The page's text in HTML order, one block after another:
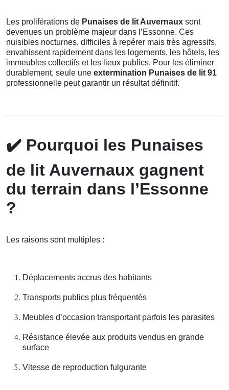
Les proliférations de Punaises de lit Auvernaux sont
devenues un problème majeur dans l’Essonne. Ces
nuisibles nocturnes, difficiles à repérer mais très agressifs,
envahissent rapidement dans les logements, les hôtels, les
immeubles collectifs et les lieux publics. Pour les éliminer
durablement, seule une extermination Punaises de lit 91
professionnelle peut garantir un résultat définitif.
✔️ Pourquoi les Punaises
de lit Auvernaux gagnent
du terrain dans l’Essonne
?
Les raisons sont multiples :
Déplacements accrus des habitants
Transports publics plus fréquentés
Meubles d’occasion transportant parfois les parasites
Résistance élevée aux produits vendus en grande
surface
Vitesse de reproduction fulgurante